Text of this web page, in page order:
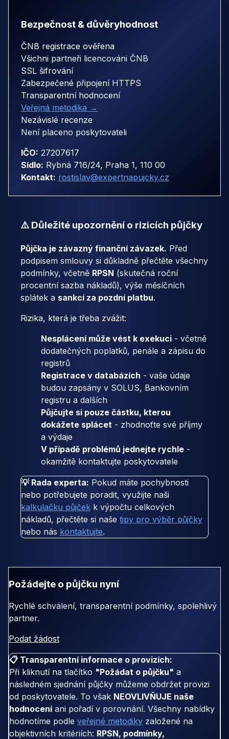
Bezpečnost & důvěryhodnost
ČNB registrace ověřena
Všichni partneři licencováni ČNB
SSL šifrování
Zabezpečené připojení HTTPS
Transparentní hodnocení
Veřejná metodika →
Nezávislé recenze
Není placeno poskytovateli
IČO: 27207617
Sídlo: Rybná 716/24, Praha 1, 110 00
Kontakt: rostislav@expertnapujcky.cz
⚠️ Důležité upozornění o rizicích půjčky
Půjčka je závazný finanční závazek. Před
podpisem smlouvy si důkladně přečtěte všechny
podmínky, včetně RPSN (skutečná roční
procentní sazba nákladů), výše měsíčních
splátek a sankcí za pozdní platbu.
Rizika, která je třeba zvážit:
Nesplácení může vést k exekuci - včetně
dodatečných poplatků, penále a zápisu do
registrů
Registrace v databázích - vaše údaje
budou zapsány v SOLUS, Bankovním
registru a dalších
Půjčujte si pouze částku, kterou
dokážete splácet - zhodnoťte své příjmy
a výdaje
V případě problémů jednejte rychle -
okamžitě kontaktujte poskytovatele
💡 Rada experta: Pokud máte pochybnosti
nebo potřebujete poradit, využijte naši
kalkulačku půjček k výpočtu celkových
nákladů, přečtěte si naše tipy pro výběr půjčky
nebo nás kontaktujte.
Požádejte o půjčku nyní
Rychlé schválení, transparentní podmínky, spolehlivý
partner.
Podat žádost
📋 Transparentní informace o provizích:
Při kliknutí na tlačítko "Požádat o půjčku" a
následném sjednání půjčky můžeme obdržet provizi
od poskytovatele. To však NEOVLIVŇUJE naše
hodnoceníani pořadí v porovnání. Všechny nabídky
hodnotíme podle veřejné metodiky založené na
objektivních kritériích: RPSN, podmínky,